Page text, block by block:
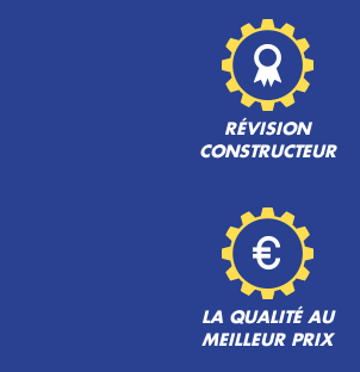
RÉVISION
CONSTRUCTEUR
LA QUALITÉ AU
MEILLEUR PRIX